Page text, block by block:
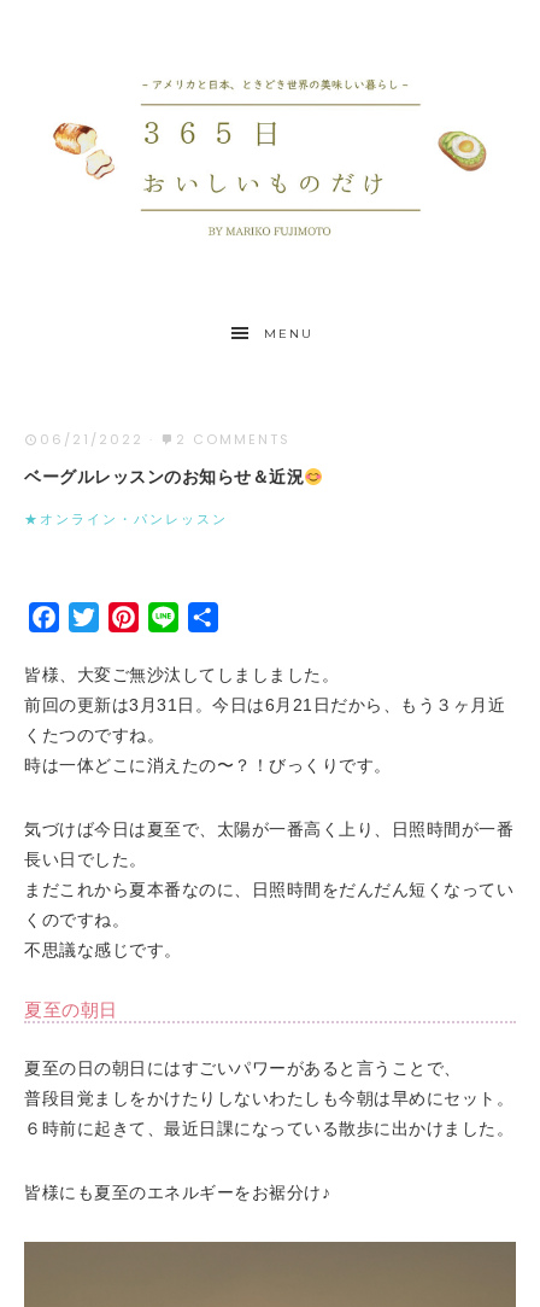
MENU
06/21/2022 ·
2 COMMENTS
ベーグルレッスンのお知らせ＆近況
★オンライン・パンレッスン
Facebook
TwitterPinterest
Line
皆様、大変ご無沙汰してしましました。
前回の更新は3月31日。今日は6月21日だから、もう３ヶ月近
くたつのですね。
時は一体どこに消えたの〜？！びっくりです。
気づけば今日は夏至で、太陽が一番高く上り、日照時間が一番
長い日でした。
まだこれから夏本番なのに、日照時間をだんだん短くなってい
くのですね。
不思議な感じです。
夏至の朝日
夏至の日の朝日にはすごいパワーがあると言うことで、
普段目覚ましをかけたりしないわたしも今朝は早めにセット。
６時前に起きて、最近日課になっている散歩に出かけました。
皆様にも夏至のエネルギーをお裾分け♪